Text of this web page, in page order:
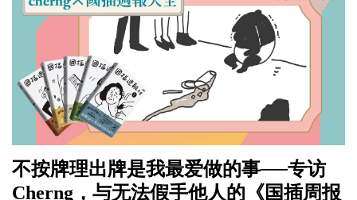
不按牌理出牌是我最爱做的事──专访
Cherng，与无法假手他人的《国插周报